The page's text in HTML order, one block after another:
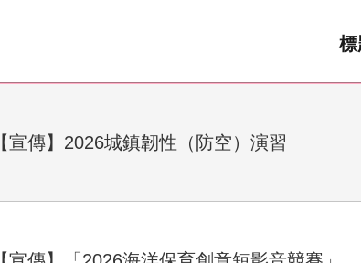
標
【宣傳】2026城鎮韌性（防空）演習